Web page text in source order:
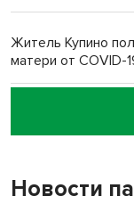
Житель Купино
матери от COVID-
Новосибирский
пенсионерки на
Новости